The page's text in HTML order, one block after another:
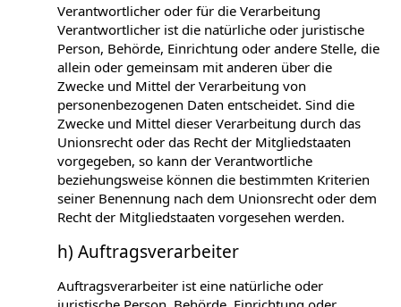
Verantwortlicher oder für die Verarbeitung
Verantwortlicher ist die natürliche oder juristische
Person, Behörde, Einrichtung oder andere Stelle, die
allein oder gemeinsam mit anderen über die
Zwecke und Mittel der Verarbeitung von
personenbezogenen Daten entscheidet. Sind die
Zwecke und Mittel dieser Verarbeitung durch das
Unionsrecht oder das Recht der Mitgliedstaaten
vorgegeben, so kann der Verantwortliche
beziehungsweise können die bestimmten Kriterien
seiner Benennung nach dem Unionsrecht oder dem
Recht der Mitgliedstaaten vorgesehen werden.
h) Auftragsverarbeiter
Auftragsverarbeiter ist eine natürliche oder